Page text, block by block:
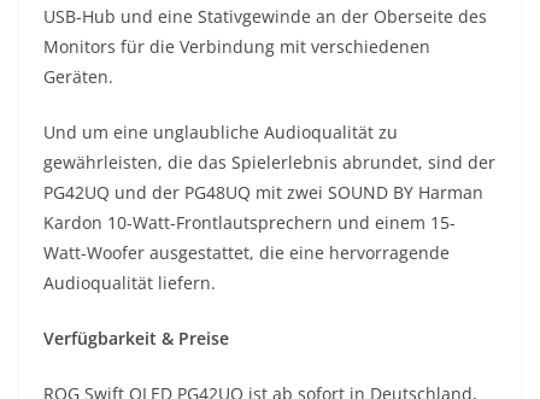
USB-Hub und eine Stativgewinde an der Oberseite des
Monitors für die Verbindung mit verschiedenen
Geräten.
Und um eine unglaubliche Audioqualität zu
gewährleisten, die das Spielerlebnis abrundet, sind der
PG42UQ und der PG48UQ mit zwei SOUND BY Harman
Kardon 10-Watt-Frontlautsprechern und einem 15-
Watt-Woofer ausgestattet, die eine hervorragende
Audioqualität liefern.
Verfügbarkeit & Preise
ROG Swift OLED PG42UQ ist ab sofort in Deutschland,